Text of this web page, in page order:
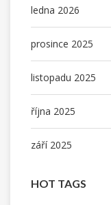
ledna 2026
prosince 2025
listopadu 2025
října 2025
září 2025
HOT TAGS